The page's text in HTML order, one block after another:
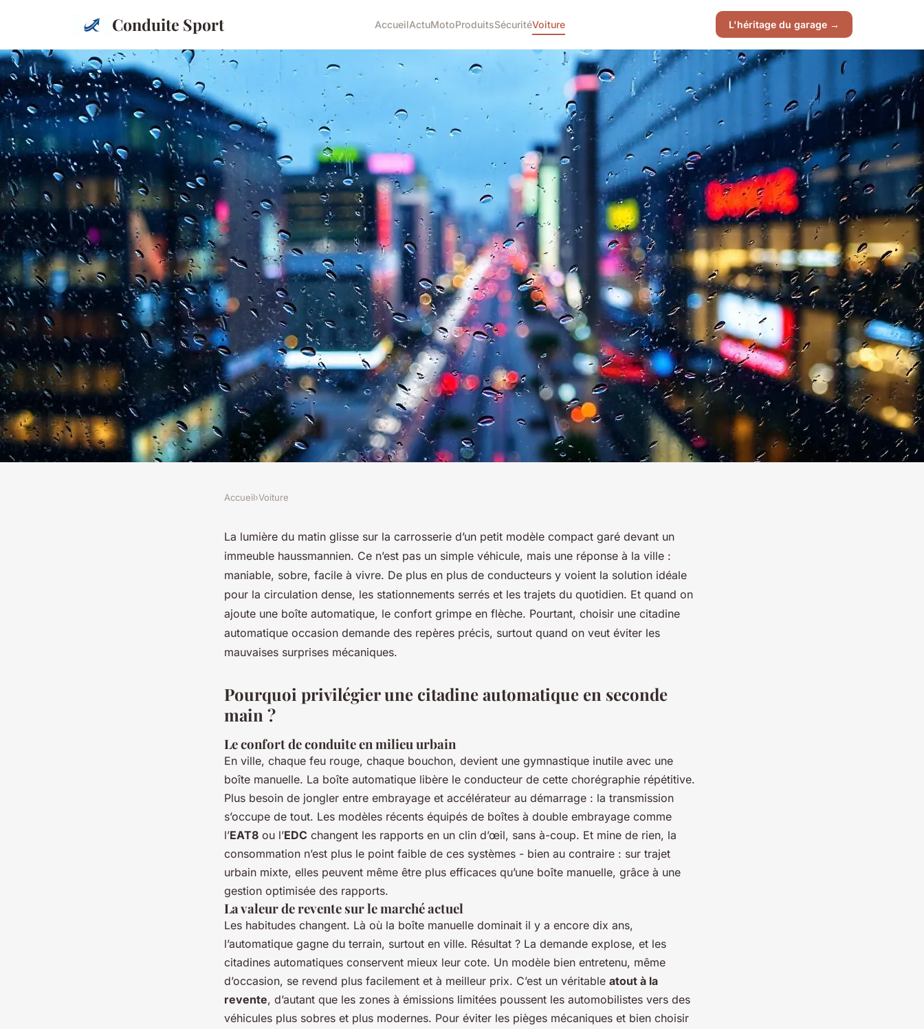
Conduite Sport AccueilActuMotoProduitsSécuritéVoiture L'héritage du garage →
Top 5 citadines automatiques
d'occasion à portée de main
9 min de lecture
Accueil›Voiture
La lumière du matin glisse sur la carrosserie d’un petit modèle compact garé devant un
immeuble haussmannien. Ce n’est pas un simple véhicule, mais une réponse à la ville :
maniable, sobre, facile à vivre. De plus en plus de conducteurs y voient la solution idéale
pour la circulation dense, les stationnements serrés et les trajets du quotidien. Et quand on
ajoute une boîte automatique, le confort grimpe en flèche. Pourtant, choisir une citadine
automatique occasion demande des repères précis, surtout quand on veut éviter les
mauvaises surprises mécaniques.
Pourquoi privilégier une citadine automatique en seconde
main ?
Le confort de conduite en milieu urbain
En ville, chaque feu rouge, chaque bouchon, devient une gymnastique inutile avec une
boîte manuelle. La boîte automatique libère le conducteur de cette chorégraphie répétitive.
Plus besoin de jongler entre embrayage et accélérateur au démarrage : la transmission
s’occupe de tout. Les modèles récents équipés de boîtes à double embrayage comme
l’EAT8 ou l’EDC changent les rapports en un clin d’œil, sans à-coup. Et mine de rien, la
consommation n’est plus le point faible de ces systèmes - bien au contraire : sur trajet
urbain mixte, elles peuvent même être plus efficaces qu’une boîte manuelle, grâce à une
gestion optimisée des rapports.
La valeur de revente sur le marché actuel
Les habitudes changent. Là où la boîte manuelle dominait il y a encore dix ans,
l’automatique gagne du terrain, surtout en ville. Résultat ? La demande explose, et les
citadines automatiques conservent mieux leur cote. Un modèle bien entretenu, même
d’occasion, se revend plus facilement et à meilleur prix. C’est un véritable atout à la
revente, d’autant que les zones à émissions limitées poussent les automobilistes vers des
véhicules plus sobres et plus modernes. Pour éviter les pièges mécaniques et bien choisir